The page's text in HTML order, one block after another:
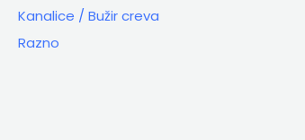
Kanalice / Bužir creva
Razno